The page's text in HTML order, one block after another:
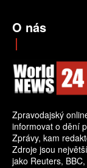
O nás
Zpravodajský
informovat o dění
Zprávy, kam
Zdroje jsou
jako Reuters,